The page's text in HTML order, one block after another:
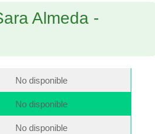
Almeda -
No disponible
No disponible
No disponible